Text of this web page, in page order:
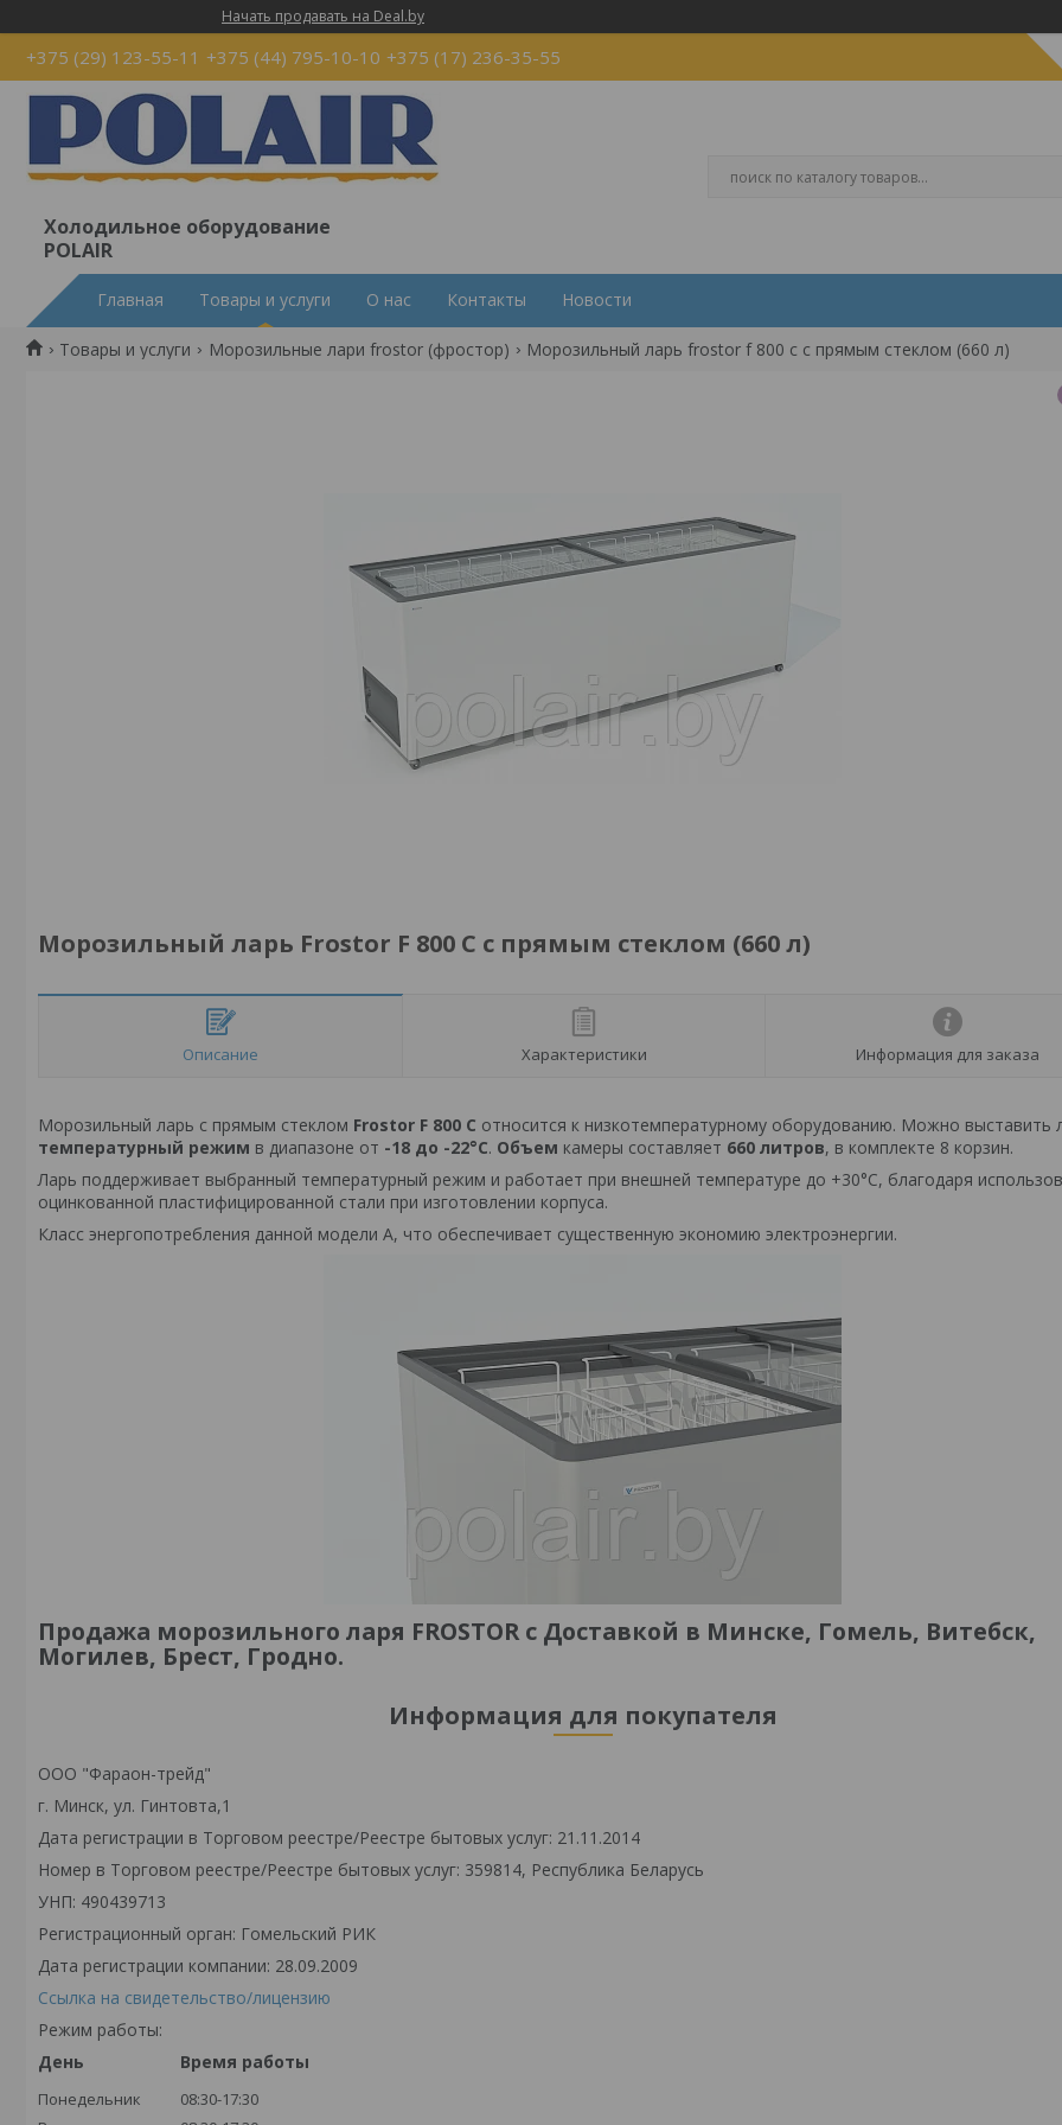
Начать продавать на Deal.by
+375 (29) 123-55-11 +375 (44) 795-10-10 +375 (17) 236-35-55
Холодильное оборудование
POLAIR
Главная Товары и услуги О нас Контакты Новости
Товары и услуги Морозильные лари frostor (фростор) Морозильный ларь frostor f 800 c с прямым стеклом (660 л)
Морозильный ларь Frostor F 800 C с прямым стеклом (660 л)
Описание Характеристики Информация для заказа
Морозильный ларь с прямым стеклом Frostor F 800 С относится к низкотемпературному оборудованию. Можно выставить
температурный режим в диапазоне от -18 до -22°C. Объем камеры составляет 660 литров, в комплекте 8 корзин.
Ларь поддерживает выбранный температурный режим и работает при внешней температуре до +30°C, благодаря
оцинкованной пластифицированной стали при изготовлении корпуса.
Класс энергопотребления данной модели А, что обеспечивает существенную экономию электроэнергии.
Продажа морозильного ларя FROSTOR с Доставкой в Минске, Гомель, Витебск,
Могилев, Брест, Гродно.
Информация для покупателя
OOO "Фараон-трейд"
г. Минск, ул. Гинтовта,1
Дата регистрации в Торговом реестре/Реестре бытовых услуг: 21.11.2014
Номер в Торговом реестре/Реестре бытовых услуг: 359814, Республика Беларусь
УНП: 490439713
Регистрационный орган: Гомельский РИК
Дата регистрации компании: 28.09.2009
Ссылка на свидетельство/лицензию
Режим работы:
День
Время работы
Понедельник
08:30-17:30